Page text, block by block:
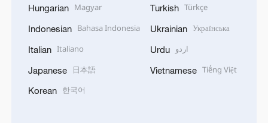
Hungarian Magyar
Indonesian Bahasa Indonesia
Italian Italiano
Japanese 日本語
Korean 한국어
Turkish Türkçe
Ukrainian Українська
Urdu اردو
Vietnamese Tiếng Việt